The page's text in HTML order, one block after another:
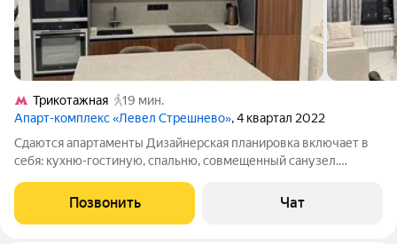
Трикотажная
19 мин.
Апарт-комплекс «Левел Стрешнево», 4 квартал 2022
Сдаются апартаменты Дизайнерская планировка включает в
себя: кухню-гостиную, спальню, совмещенный санузел.
техникой. . Без животных.
Позвонить Чат